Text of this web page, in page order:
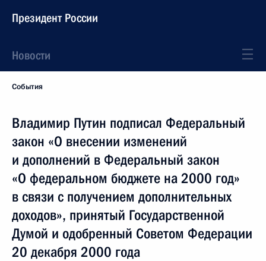
Президент России
Новости
События
Владимир Путин подписал Федеральный
закон «О внесении изменений
и дополнений в Федеральный закон
«О федеральном бюджете на 2000 год»
в связи с получением дополнительных
доходов», принятый Государственной
Думой и одобренный Советом Федерации
20 декабря 2000 года